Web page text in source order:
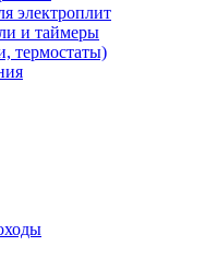
электроплит
и таймеры
термостаты)